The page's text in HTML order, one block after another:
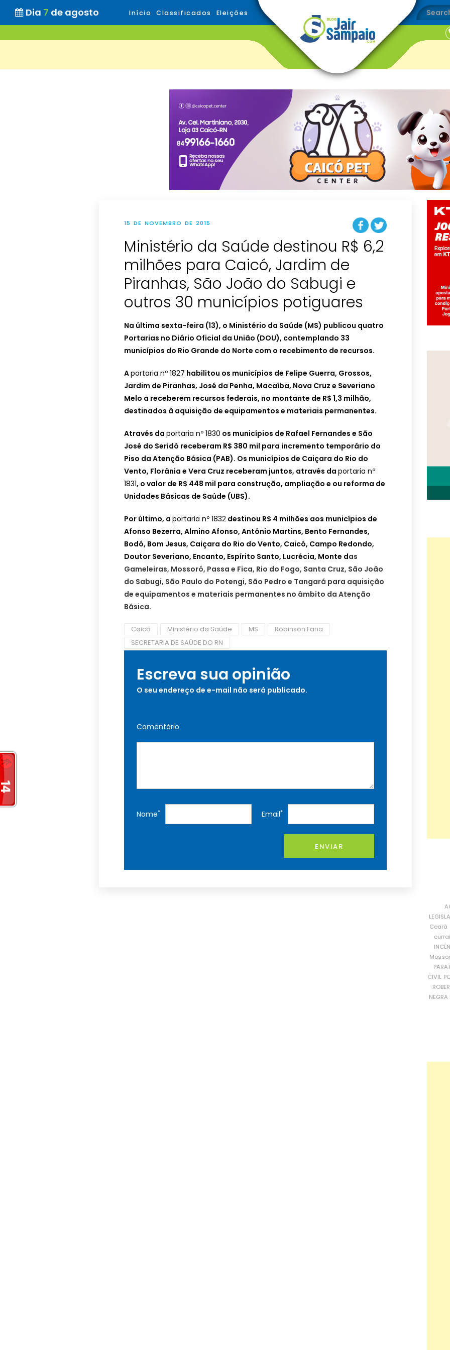
Dia 7 de agosto Início Classificados Eleições
15 DE NOVEMBRO DE 2015
Ministério da Saúde destinou R$ 6,2
milhões para Caicó, Jardim de
Piranhas, São João do Sabugi e
outros 30 municípios potiguares
Na última sexta-feira (13), o Ministério da Saúde (MS) publicou quatro
Portarias no Diário Oficial da União (DOU), contemplando 33
municípios do Rio Grande do Norte com o recebimento de recursos.
Aportaria nº 1827 habilitou os municípios de Felipe Guerra, Grossos,
Jardim de Piranhas, José da Penha, Macaíba, Nova Cruz e Severiano
Melo a receberem recursos federais, no montante de R$ 1,3 milhão,
destinados à aquisição de equipamentos e materiais permanentes.
Através da portaria nº 1830 os municípios de Rafael Fernandes e São
José do Seridó receberam R$ 380 mil para incremento temporário do
Piso da Atenção Básica (PAB). Os municípios de Caiçara do Rio do
Vento, Florânia e Vera Cruz receberam juntos, através da portaria nº
1831, o valor de R$ 448 mil para construção, ampliação e ou reforma de
Unidades Básicas de Saúde (UBS).
Por último, a portaria nº 1832 destinou R$ 4 milhões aos municípios de
Afonso Bezerra, Almino Afonso, Antônio Martins, Bento Fernandes,
Bodó, Bom Jesus, Caiçara do Rio do Vento, Caicó, Campo Redondo,
Doutor Severiano, Encanto, Espírito Santo, Lucrécia, Monte das
Gameleiras, Mossoró, Passa e Fica, Rio do Fogo, Santa Cruz, São João
do Sabugi, São Paulo do Potengi, São Pedro e Tangará para aquisição
de equipamentos e materiais permanentes no âmbito da Atenção
Básica.
Caicó Ministério da Saúde MS
Robinson Faria
SECRETARIA DE SAÚDE DO RN
Escreva sua opinião
O seu endereço de e-mail não será publicado.
Comentário
Nome* Email*
ENVIAR
Ceará
CIVIL
NEGRA